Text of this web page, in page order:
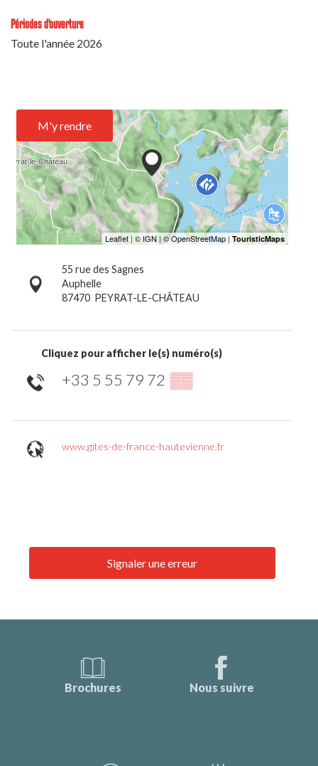
Périodes d'ouverture
Toute l'année 2026
M'y rendre
55 rue des Sagnes
Auphelle
87470 PEYRAT-LE-CHÂTEAU
Cliquez pour afficher le(s) numéro(s)
+33 5 55 79 72 ▒▒
www.gites-de-france-hautevienne.fr
Signaler une erreur
Brochures Nous suivre